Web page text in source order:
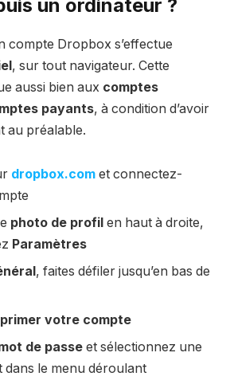
un ordinateur ?
compte Dropbox s’effectue
, sur tout navigateur. Cette
aussi bien aux comptes
payants, à condition d’avoir
au préalable.
dropbox.com et connectez-
photo de profil en haut à droite,
Paramètres
, faites défiler jusqu’en bas de
votre compte
de passe et sélectionnez une
dans le menu déroulant